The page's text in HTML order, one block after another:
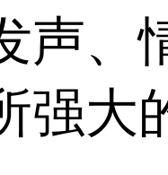
声、
强大